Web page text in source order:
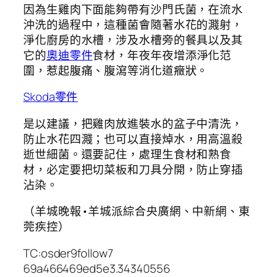
因為生雞肉下面能夠帶有沙門氏菌，在流水
沖洗的過程中，這種菌會隨著水花的濺射，
淨化廚房的水槽，涉及水槽旁的餐具以及其
它的奧迪零件食材，年夜年夜增添淨化范
圍，惹起腹痛、腹瀉等消化道癥狀。
Skoda零件
是以建議，把雞肉放進裝水的盆子中清洗，
防止水花四濺；也可以直接焯水，用高溫殺
逝世細菌。還要記住，處理生食材和熟食
材，必定要把切菜板和刀具分開，防止穿插
沾染。
（羊城晚報•羊城派綜合央廣網、中新網、東
莞疾控）
TC:osder9follow7
69a466469ed5e3.34340556